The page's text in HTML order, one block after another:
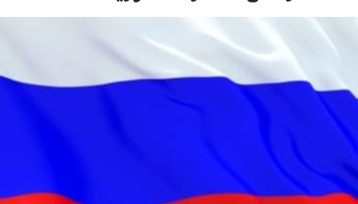
سياسة ناس
فن
منوعات رياضة
كأس العالم
البرامج